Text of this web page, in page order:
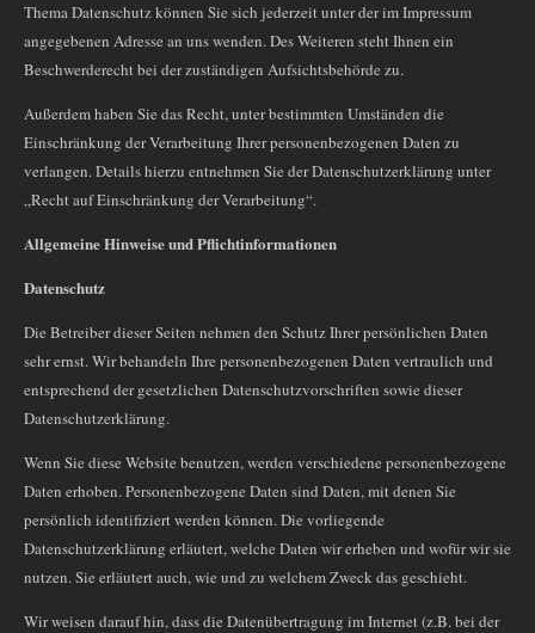
Thema Datenschutz können Sie sich jederzeit unter der im Impressum
angegebenen Adresse an uns wenden. Des Weiteren steht Ihnen ein
Beschwerderecht bei der zuständigen Aufsichtsbehörde zu.
Außerdem haben Sie das Recht, unter bestimmten Umständen die
Einschränkung der Verarbeitung Ihrer personenbezogenen Daten zu
verlangen. Details hierzu entnehmen Sie der Datenschutzerklärung unter
„Recht auf Einschränkung der Verarbeitung“.
Allgemeine Hinweise und Pflichtinformationen
Datenschutz
Die Betreiber dieser Seiten nehmen den Schutz Ihrer persönlichen Daten
sehr ernst. Wir behandeln Ihre personenbezogenen Daten vertraulich und
entsprechend der gesetzlichen Datenschutzvorschriften sowie dieser
Datenschutzerklärung.
Wenn Sie diese Website benutzen, werden verschiedene personenbezogene
Daten erhoben. Personenbezogene Daten sind Daten, mit denen Sie
persönlich identifiziert werden können. Die vorliegende
Datenschutzerklärung erläutert, welche Daten wir erheben und wofür wir sie
nutzen. Sie erläutert auch, wie und zu welchem Zweck das geschieht.
Wir weisen darauf hin, dass die Datenübertragung im Internet (z.B. bei der